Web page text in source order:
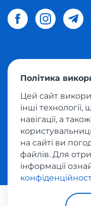
магазинів світу
Умови
За транзакції
Політика
Цей сайт
інші
навігації, а
на сайті ви
файлів. Для
інформації